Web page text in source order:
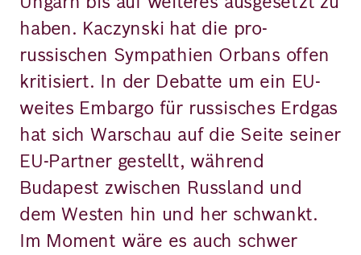
haben. Kaczynski hat die pro-
russischen Sympathien Orbans offen
kritisiert. In der Debatte um ein EU-
weites Embargo für russisches Erdgas
hat sich Warschau auf die Seite seiner
EU-Partner gestellt, während
Budapest zwischen Russland und
dem Westen hin und her schwankt.
Im Moment wäre es auch schwer